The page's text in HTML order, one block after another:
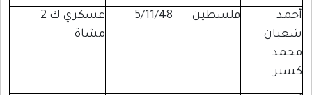
أحمد
شعبان
محمد
كسبر
فلسطين 5/11/48
عسكري ك 2
مشاة